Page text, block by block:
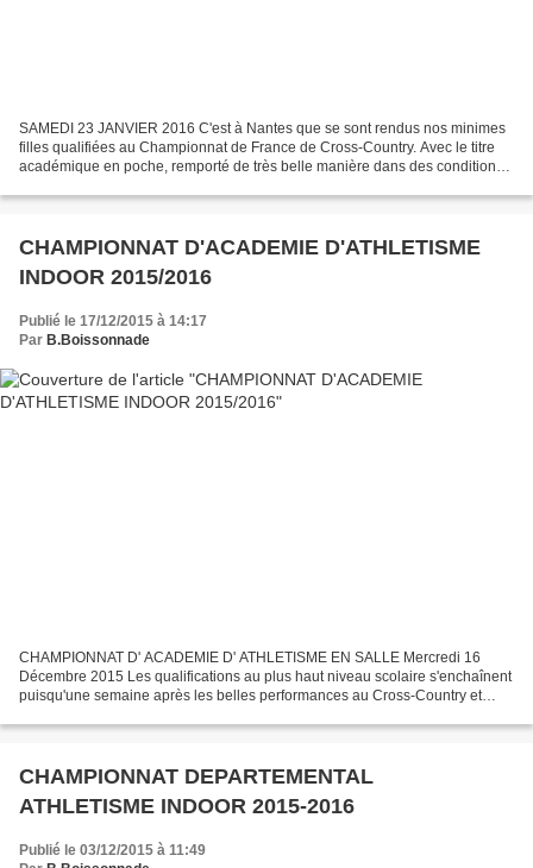
SAMEDI 23 JANVIER 2016 C'est à Nantes que se sont rendus nos minimes
filles qualifiées au Championnat de France de Cross-Country. Avec le titre
académique en poche, remporté de très belle manière dans des conditions
CHAMPIONNAT D'ACADEMIE D'ATHLETISME
INDOOR 2015/2016
Publié le 17/12/2015 à 14:17
Par B.Boissonnade
CHAMPIONNAT D' ACADEMIE D' ATHLETISME EN SALLE Mercredi 16
Décembre 2015 Les qualifications au plus haut niveau scolaire s'enchaînent
puisqu'une semaine après les belles performances au Cross-Country et
CHAMPIONNAT DEPARTEMENTAL
ATHLETISME INDOOR 2015-2016
Publié le 03/12/2015 à 11:49